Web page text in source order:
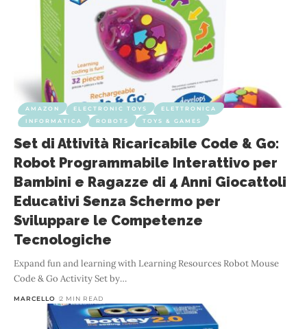
AMAZON ELECTRONIC TOYS
ELETTRONICA
INFORMATICA
ROBOTS TOYS & GAMES
Set di Attività Ricaricabile Code & Go:
Robot Programmabile Interattivo per
Bambini e Ragazze di 4 Anni Giocattoli
Educativi Senza Schermo per
Sviluppare le Competenze
Tecnologiche
Expand fun and learning with Learning Resources Robot Mouse
Code & Go Activity Set by…
MARCELLO 2 MIN READ